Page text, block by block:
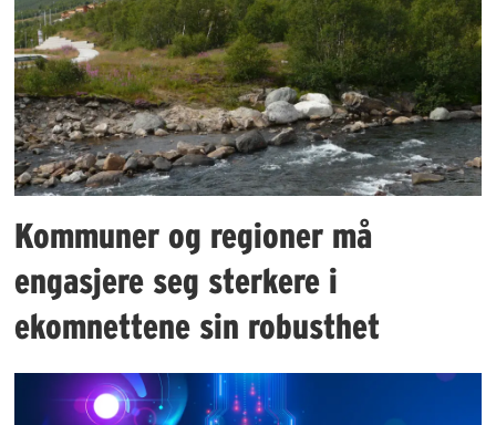
Kommuner og regioner må
engasjere seg sterkere i
ekomnettene sin robusthet